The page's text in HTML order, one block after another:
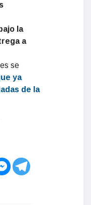
la
a
se
ya
de la